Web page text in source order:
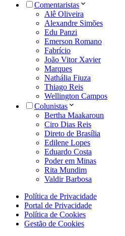
Comentaristas
Alê Oliveira
Alexandre Simões
Edu Panzi
Emerson Romano
Fabrício
João Vitor Xavier
Marques
Nathália Fiuza
Thiago Reis
Wellington Campos
Colunistas
Bertha Maakaroun
Ciro Dias Reis
Direto de Brasília
Edilene Lopes
Eduardo Costa
Poder em Minas
Rita Mundim
Valdir Barbosa
Política de Privacidade
Portal de Privacidade
Política de Cookies
Gestão de Cookies